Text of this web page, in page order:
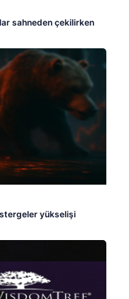
sahneden çekilirken
yükselişi